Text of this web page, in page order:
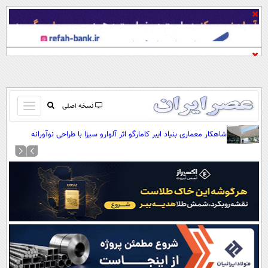
نسخه اصلی
باز
و
کردن
صفحه اول
نظرسنجی
آب و هوا
اوقات شرعی
پیوند ها
سواد زندگی
شاهکار معماری بنیاد ایبر کامارگو اثر آلوارو سیزا با طراحی نوآورانه